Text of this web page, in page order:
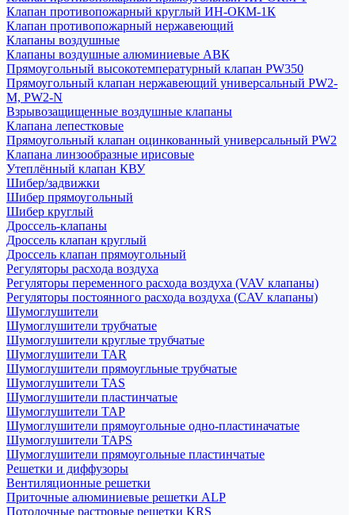
Клапан противопожарный круглый ИН-ОКМ-1К
Клапан противопожарный нержавеющий
Клапаны воздушные
Клапаны воздушные алюминиевые АВК
Прямоугольный высокотемпературный клапан PW350
Прямоугольный клапан нержавеющий универсальный PW2-
M, PW2-N
Взрывозащищенные воздушные клапаны
Клапана лепестковые
Прямоугольный клапан оцинкованный универсальный PW2
Клапана линзообразные ирисовые
Утеплённый клапан КВУ
Шибер/задвижки
Шибер прямоугольный
Шибер круглый
Дроссель-клапаны
Дроссель клапан круглый
Дроссель клапан прямоугольный
Регуляторы расхода воздуха
Регуляторы переменного расхода воздуха (VAV клапаны)
Регуляторы постоянного расхода воздуха (CAV клапаны)
Шумоглушители
Шумоглушители трубчатые
Шумоглушители круглые трубчатые
Шумоглушители TAR
Шумоглушители прямоугльные трубчатые
Шумоглушители TAS
Шумоглушители пластинчатые
Шумоглушители TAP
Шумоглушители прямоугольные одно-пластиначатые
Шумоглушители TAPS
Шумоглушители прямоугольные пластинчатые
Решетки и диффузоры
Вентиляционные решетки
Приточные алюминиевые решетки ALP
Потолочные растровые решетки KRS